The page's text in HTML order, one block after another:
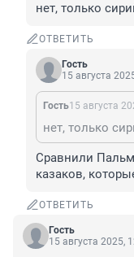
нет, только
ОТВЕТИТЬ
Гость
15 августа
Гость15 августа
нет, только
Сравнили
казаков,
ОТВЕТИТЬ
Гость
15 августа 2025,